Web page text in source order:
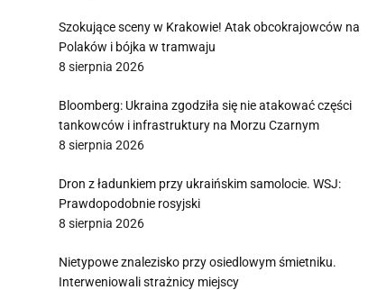
Szokujące sceny w Krakowie! Atak obcokrajowców na
Polaków i bójka w tramwaju
8 sierpnia 2026
Bloomberg: Ukraina zgodziła się nie atakować części
tankowców i infrastruktury na Morzu Czarnym
8 sierpnia 2026
Dron z ładunkiem przy ukraińskim samolocie. WSJ:
Prawdopodobnie rosyjski
8 sierpnia 2026
Nietypowe znalezisko przy osiedlowym śmietniku.
Interweniowali strażnicy miejscy